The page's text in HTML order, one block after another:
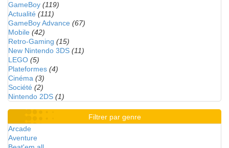
GameBoy (119)
Actualité (111)
GameBoy Advance (67)
Mobile (42)
Retro-Gaming (15)
New Nintendo 3DS (11)
LEGO (5)
Plateformes (4)
Cinéma (3)
Société (2)
Nintendo 2DS (1)
Filtrer par genre
Arcade
Aventure